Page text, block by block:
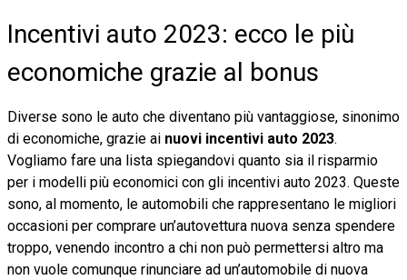
Incentivi auto 2023: ecco le più
economiche grazie al bonus
Diverse sono le auto che diventano più vantaggiose, sinonimo
di economiche, grazie ai nuovi incentivi auto 2023.
Vogliamo fare una lista spiegandovi quanto sia il risparmio
per i modelli più economici con gli incentivi auto 2023. Queste
sono, al momento, le automobili che rappresentano le migliori
occasioni per comprare un’autovettura nuova senza spendere
troppo, venendo incontro a chi non può permettersi altro ma
non vuole comunque rinunciare ad un’automobile di nuova